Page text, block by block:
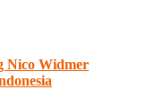
Nico Widmer